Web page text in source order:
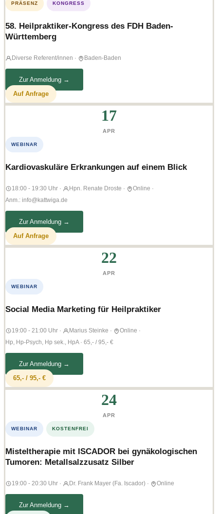
PRÄSENZ KONGRESS
58. Heilpraktiker-Kongress des FDH Baden-
Württemberg
Diverse Referent/innen · Baden-Baden
Zur Anmeldung →
Auf Anfrage
17
APR
WEBINAR
Kardiovaskuläre Erkrankungen auf einem Blick
18:00 - 19:30 Uhr · Hpn. Renate Droste · Online ·
Anm.: info@kattwiga.de
Zur Anmeldung →
Auf Anfrage
22
APR
WEBINAR
Social Media Marketing für Heilpraktiker
19:00 - 21:00 Uhr · Marius Steinke · Online ·
Hp, Hp-Psych, Hp sek., HpA · 65,- / 95,- €
Zur Anmeldung →
65,- / 95,- €
24
APR
WEBINAR KOSTENFREI
Misteltherapie mit ISCADOR bei gynäkologischen
Tumoren: Metallsalzzusatz Silber
19:00 - 20:30 Uhr · Dr. Frank Mayer (Fa. Iscador) · Online
Zur Anmeldung →